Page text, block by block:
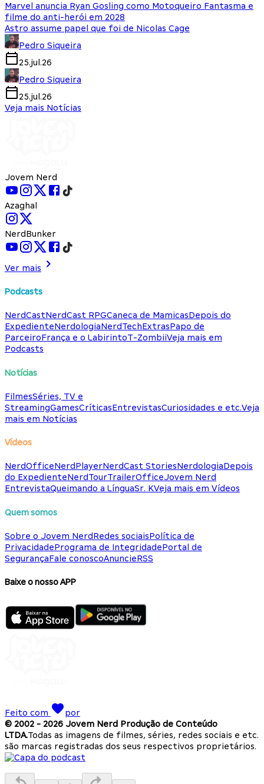
Marvel anuncia Ryan Gosling como Motoqueiro Fantasma e
filme do anti-herói em 2028
Astro assume papel que foi de Nicolas Cage
Pedro Siqueira
25.jul.26
Pedro Siqueira
25.jul.26
Veja mais Notícias
Jovem Nerd
Azaghal
NerdBunker
Ver mais
Podcasts
NerdCastNerdCast RPGCaneca de MamicasDepois do
ExpedienteNerdologiaNerdTechExtrasPapo de
ParceiroFrança e o LabirintoT-ZombiiVeja mais em
Podcasts
Notícias
FilmesSéries, TV e
StreamingGamesCríticasEntrevistasCuriosidades e etc.Veja
mais em Notícias
Vídeos
NerdOfficeNerdPlayerNerdCast StoriesNerdologiaDepois
do ExpedienteNerdTourTrailerOfficeJovem Nerd
EntrevistaQueimando a LínguaSr. KVeja mais em Vídeos
Quem somos
Sobre o Jovem NerdRedes sociaisPolítica de
PrivacidadePrograma de IntegridadePortal de
SegurançaFale conoscoAnuncieRSS
Baixe o nosso APP
Feito com
por
© 2002 - 2026 Jovem Nerd Produção de Conteúdo
LTDA.Todas as imagens de filmes, séries, redes sociais e etc.
são marcas registradas dos seus respectivos proprietários.